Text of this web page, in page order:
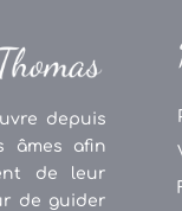
depuis
âmes afin
de leur
de guider